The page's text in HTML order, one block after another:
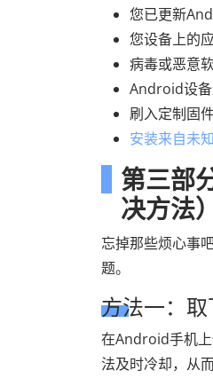
您已更新
您设备上的
病毒或恶意
Android设备
刷入定制固
安装来自未
第三部
决方法）
忘掉那些烦心事
题。
方法一：
在Android手机
法及时冷却，从